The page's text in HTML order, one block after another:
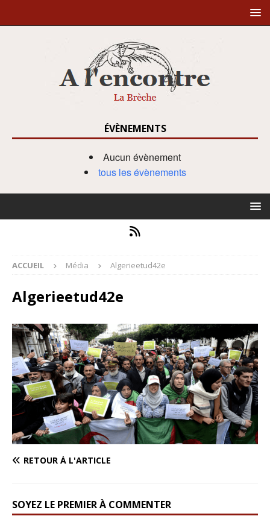
ÉVÈNEMENTS
Aucun évènement
tous les évènements
ACCUEIL Média Algerieetud42e
Algerieetud42e
RETOUR À L'ARTICLE
SOYEZ LE PREMIER À COMMENTER